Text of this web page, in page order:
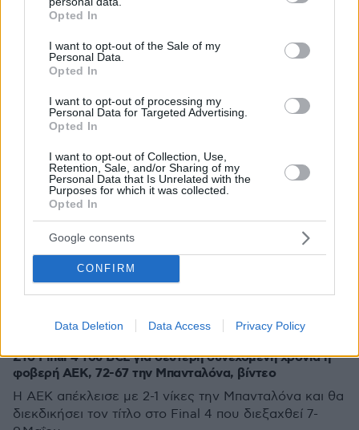
grant or deny consent to Google and its third-party tags to
use your data for below specified purposes in below Google
consent section.
Opted In
I want to opt-out of the Sale of my
Personal Data.
Opted In
I want to opt-out of processing my
Personal Data for Targeted Advertising.
Opted In
I want to opt-out of Collection, Use,
Retention, Sale, and/or Sharing of my
Personal Data that Is Unrelated with the
Purposes for which it was collected.
Opted In
Google consents
CONFIRM
Data Deletion Data Access Privacy Policy
Στο Final 4 του BCL για δεύτερη συνεχόμενη χρονιά η
φοβερή ΑΕΚ, 72-67 την Μπανταλόνα, βίντεο
Η ΑΕΚ απέκλεισε με 2-1 νίκες την Μπανταλόνα και θα
διεκδικήσει τον τίτλο στο Final 4 που διεξαχθεί 7-